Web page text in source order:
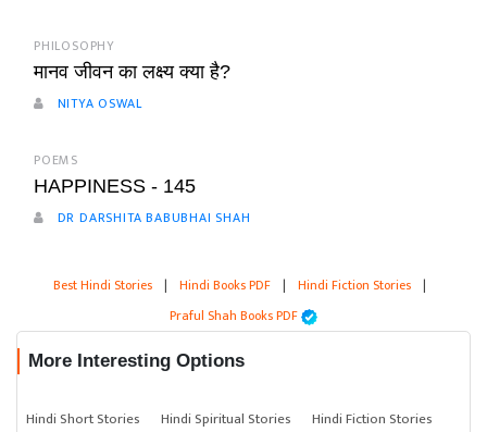
PHILOSOPHY
मानव जीवन का लक्ष्य क्या है?
NITYA OSWAL
POEMS
HAPPINESS - 145
DR DARSHITA BABUBHAI SHAH
Best Hindi Stories | Hindi Books PDF | Hindi Fiction Stories |
Praful Shah Books PDF
More Interesting Options
Hindi Short Stories Hindi Spiritual Stories
Hindi Fiction Stories